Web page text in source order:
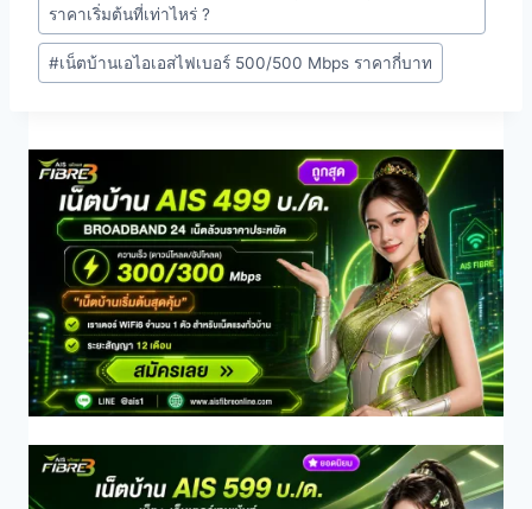
ราคาเริ่มต้นที่เท่าไหร่ ?
#เน็ตบ้านเอไอเอสไฟเบอร์ 500/500 Mbps ราคากี่บาท